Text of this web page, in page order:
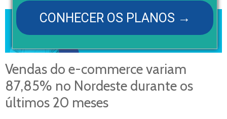
CONHECER OS PLANOS →
Vendas do e-commerce variam
87,85% no Nordeste durante os
últimos 20 meses